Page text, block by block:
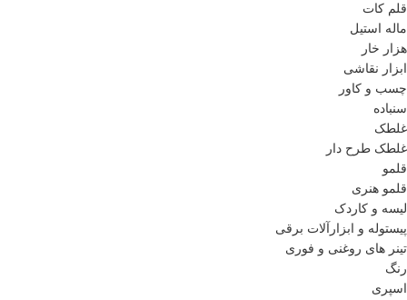
قلم کات
ماله استیل
هزار خار
ابزار نقاشی
چسب و کاور
سنباده
غلطک
غلطک طرح دار
قلمو
قلمو‌ هنری
لیسه و کاردک
پیستوله و ابزارآلات برقی
تینر های روغنی و فوری
رنگ
اسپری